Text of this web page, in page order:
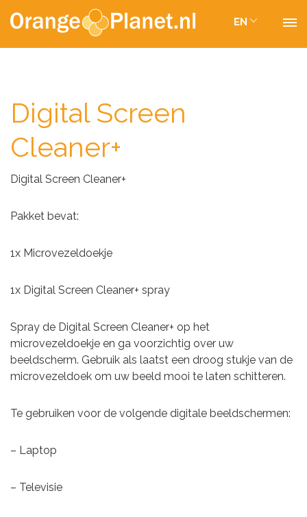
EN
Digital Screen
Cleaner+
Digital Screen Cleaner+
Pakket bevat:
1x Microvezeldoekje
1x Digital Screen Cleaner+ spray
Spray de Digital Screen Cleaner+ op het
microvezeldoekje en ga voorzichtig over uw
beeldscherm. Gebruik als laatst een droog stukje van de
microvezeldoek om uw beeld mooi te laten schitteren.
Te gebruiken voor de volgende digitale beeldschermen:
– Laptop
– Televisie